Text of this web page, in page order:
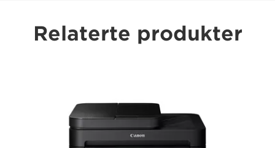
Relaterte produkter